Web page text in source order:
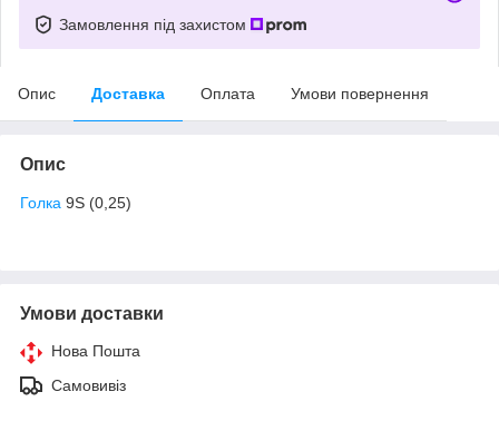
Замовлення під захистом
Опис Доставка Оплата Умови повернення
Опис
Голка 9S (0,25)
Умови доставки
Нова Пошта
Самовивіз